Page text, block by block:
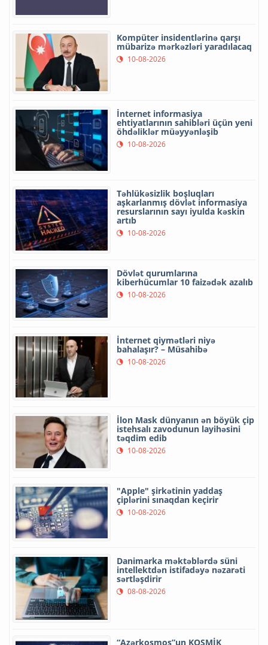
Kompüter insidentlərinə qarşı
mübarizə mərkəzləri yaradılacaq
10-08-2026
İnternet informasiya
ehtiyatlarının sahibləri üçün yeni
öhdəliklər müəyyənləşib
10-08-2026
Təhlükəsizlik boşluqları
aşkarlanmış dövlət informasiya
resurslarının sayı iyulda kəskin
artıb
10-08-2026
Dövlət qurumlarına
kiberhücumlar 10 faizədək azalıb
10-08-2026
İnternet qiymətləri niyə
bahalaşır? – Müsahibə
10-08-2026
İlon Mask dünyanın ən böyük çip
istehsalı zavodunun layihəsini
təqdim edib
10-08-2026
"Apple" şirkətinin yaddaş
çiplərini sınaqdan keçirir
10-08-2026
Danimarka məktəblərdə süni
intellektdən istifadəyə nəzarəti
sərtləşdirir
08-08-2026
“Azərkosmos”un KOSMİK